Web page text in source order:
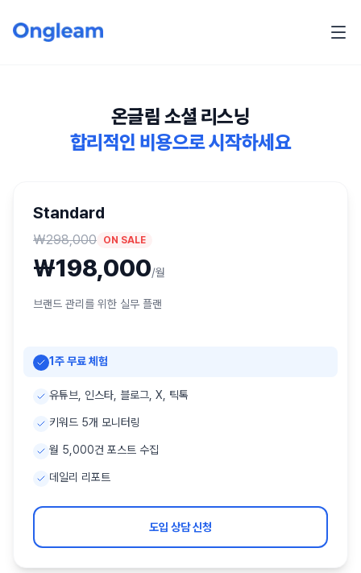
온글림 소셜 리스닝
합리적인 비용으로 시작하세요
Standard
₩298,000 ON SALE
₩198,000/월
브랜드 관리를 위한 실무 플랜
1주 무료 체험
유튜브, 인스타, 블로그, X, 틱톡
키워드 5개 모니터링
월 5,000건 포스트 수집
데일리 리포트
도입 상담 신청